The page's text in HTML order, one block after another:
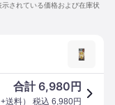
されている価格および在庫状
合計6,980 円
+送料） 税込 6,980円